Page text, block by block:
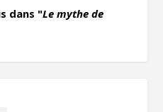
dans "Le mythe de